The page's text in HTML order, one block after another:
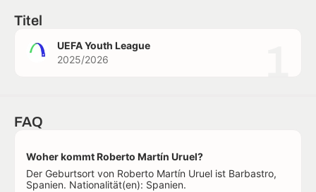
Titel
UEFA Youth League
2025/2026
FAQ
Woher kommt Roberto Martín Uruel?
Der Geburtsort von Roberto Martín Uruel ist Barbastro,
Spanien. Nationalität(en): Spanien.